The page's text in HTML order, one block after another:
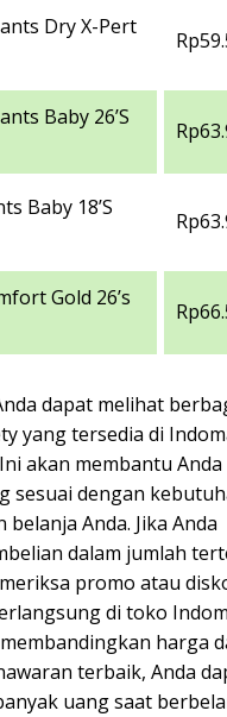
Dry X-Pert
Baby 26’S
Baby 18’S
Gold 26’s
dapat melihat
yang tersedia di
akan membantu
sesuai dengan
Anda. Jika Anda
dalam jumlah
promo atau
di toko
harga
terbaik, Anda
uang saat